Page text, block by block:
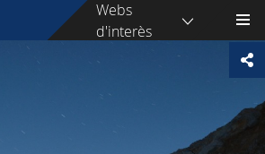
Webs
d'interès